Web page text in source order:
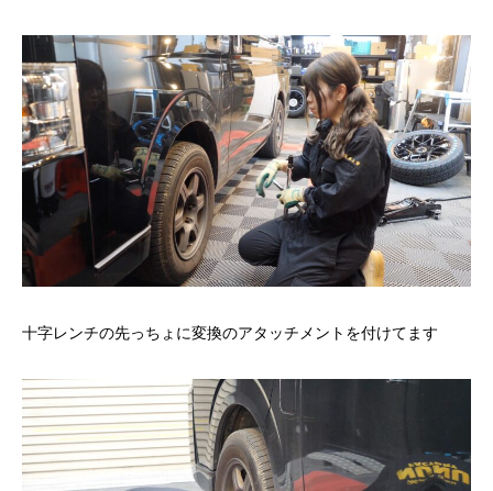
十字レンチの先っちょに変換のアタッチメントを付けてます